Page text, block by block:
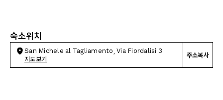
숙소위치
San Michele al Tagliamento, Via Fiordalisi 3
지도보기
주소복사